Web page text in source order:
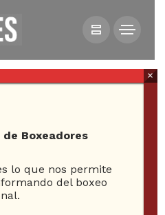
“POR EL HONOR
Boxeadores
lo que nos permite
del boxeo
×